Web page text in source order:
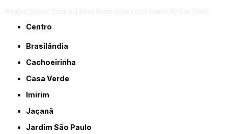
Centro
Brasilândia
Cachoeirinha
Casa Verde
Imirim
Jaçanã
Jardim São Paulo